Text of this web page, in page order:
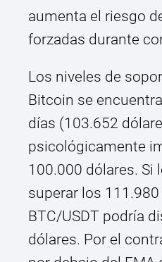
aumenta el riesgo
forzadas durante
Los niveles de
Bitcoin se
días (103.652
psicológicamente
100.000 dólares. Si
superar los
BTC/USDT podría
dólares. Por el